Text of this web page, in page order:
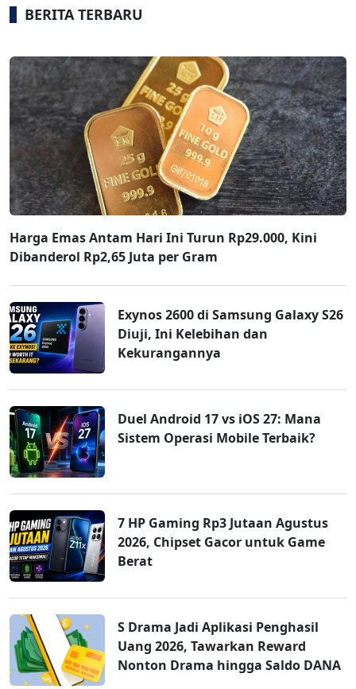
BERITA TERBARU
Harga Emas Antam Hari Ini Turun Rp29.000, Kini
Dibanderol Rp2,65 Juta per Gram
Exynos 2600 di Samsung Galaxy S26
Diuji, Ini Kelebihan dan
Kekurangannya
Duel Android 17 vs iOS 27: Mana
Sistem Operasi Mobile Terbaik?
7 HP Gaming Rp3 Jutaan Agustus
2026, Chipset Gacor untuk Game
Berat
S Drama Jadi Aplikasi Penghasil
Uang 2026, Tawarkan Reward
Nonton Drama hingga Saldo DANA